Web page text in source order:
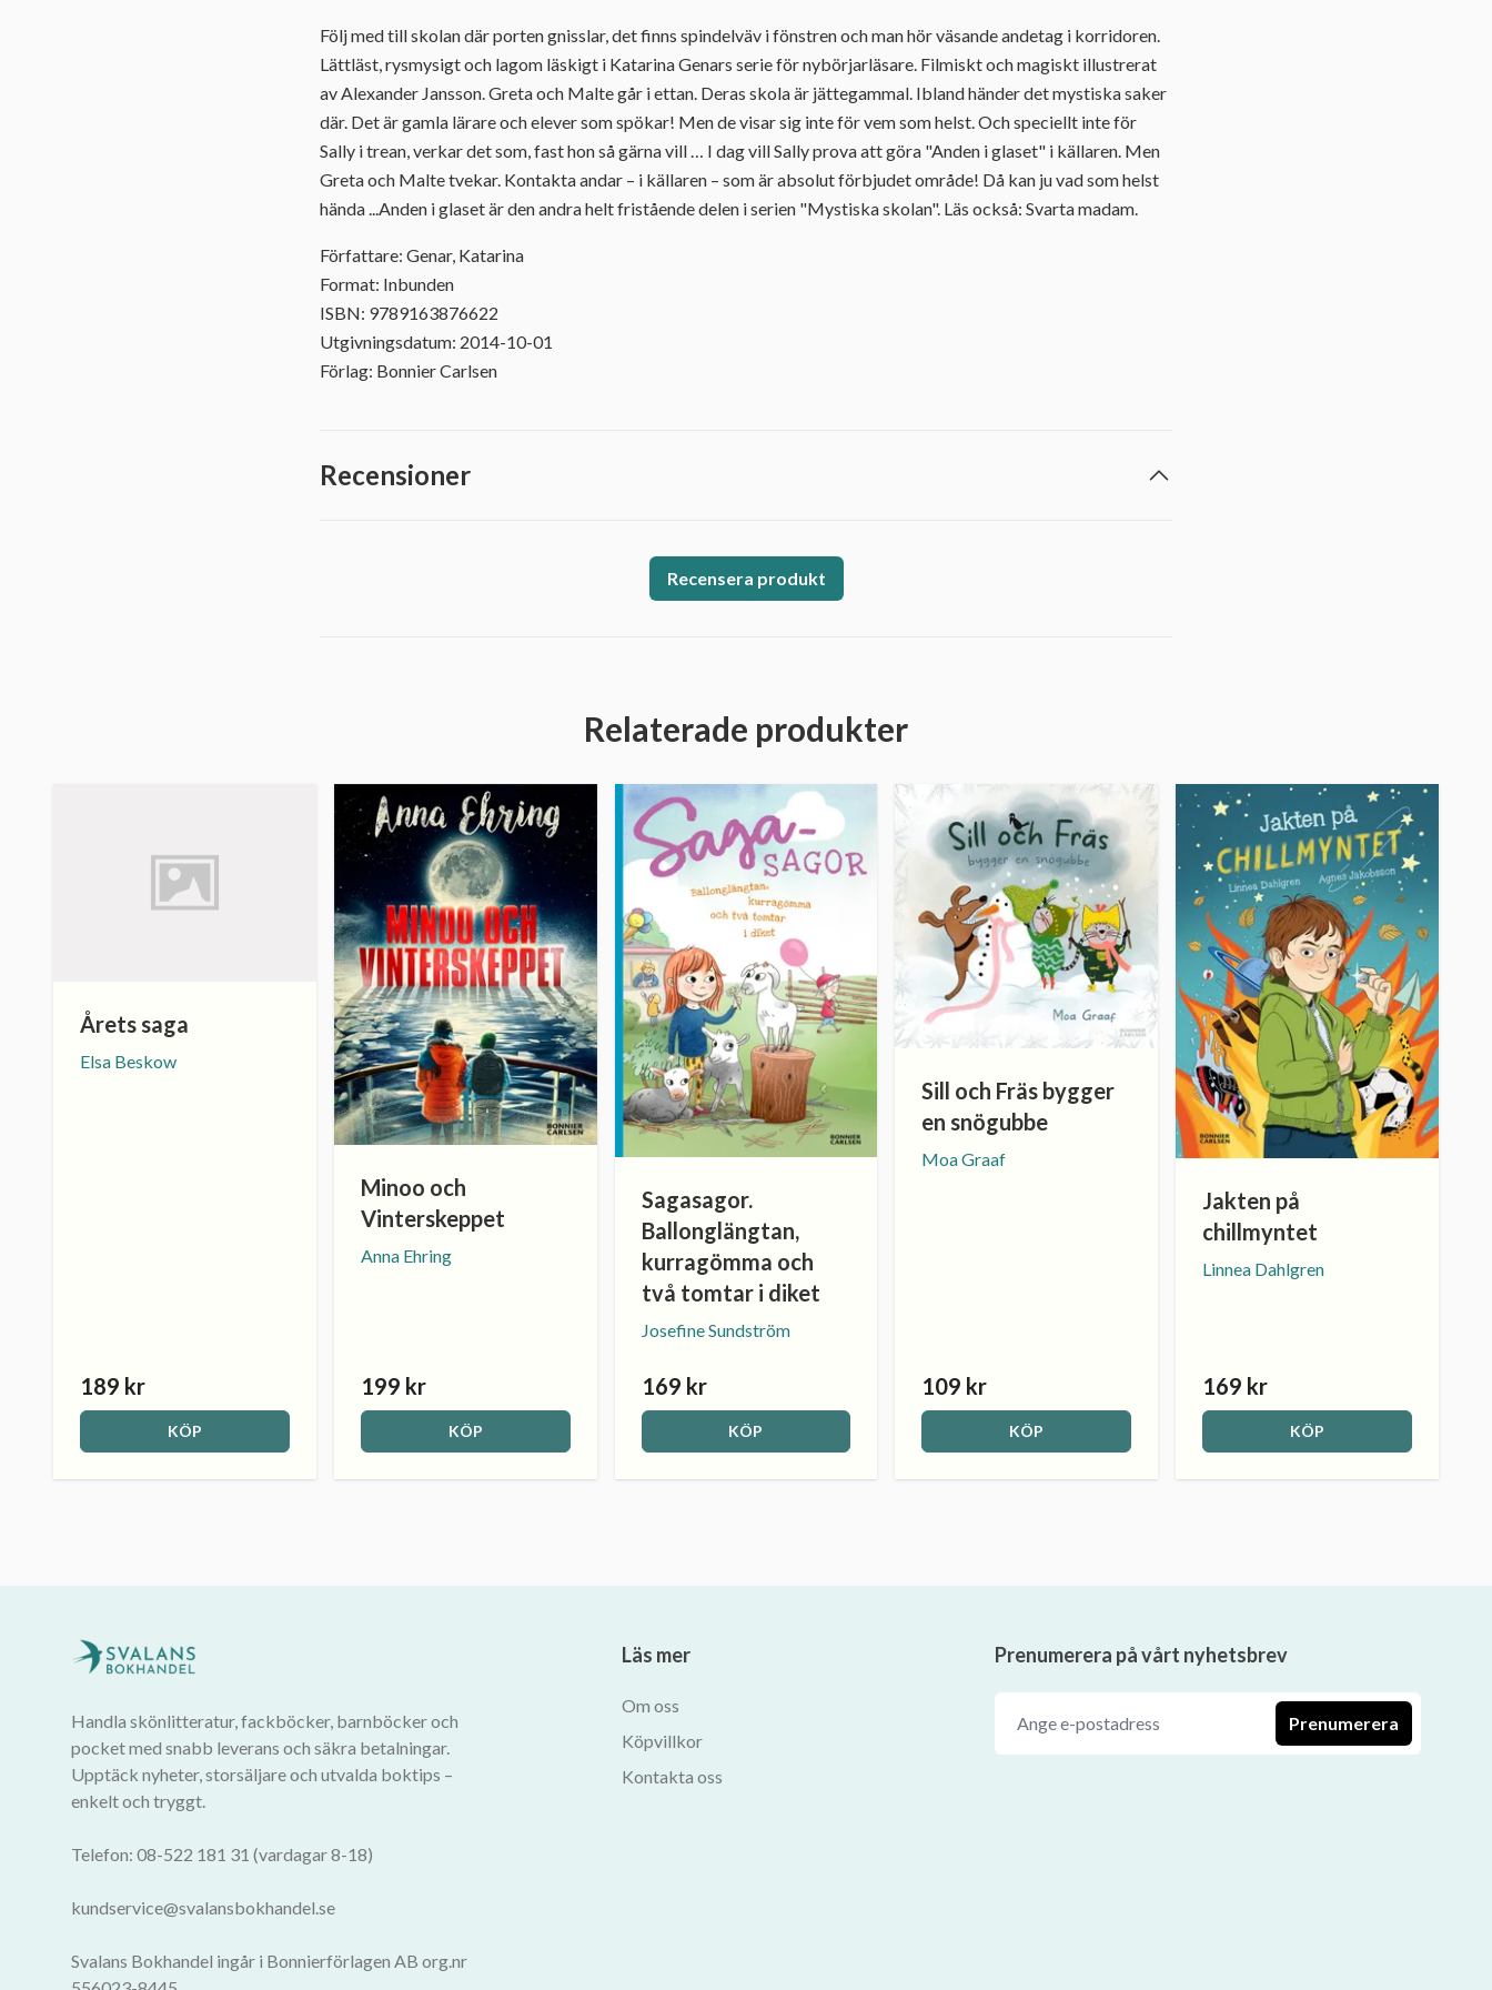
Följ med till skolan där porten gnisslar, det finns spindelväv i fönstren och man hör väsande andetag i korridoren.
Lättläst, rysmysigt och lagom läskigt i Katarina Genars serie för nybörjarläsare. Filmiskt och magiskt illustrerat
av Alexander Jansson. Greta och Malte går i ettan. Deras skola är jättegammal. Ibland händer det mystiska saker
där. Det är gamla lärare och elever som spökar! Men de visar sig inte för vem som helst. Och speciellt inte för
Sally i trean, verkar det som, fast hon så gärna vill … I dag vill Sally prova att göra "Anden i glaset" i källaren. Men
Greta och Malte tvekar. Kontakta andar – i källaren – som är absolut förbjudet område! Då kan ju vad som helst
hända ...Anden i glaset är den andra helt fristående delen i serien "Mystiska skolan". Läs också: Svarta madam.
Författare: Genar, Katarina
Format: Inbunden
ISBN: 9789163876622
Utgivningsdatum: 2014-10-01
Förlag: Bonnier Carlsen
Recensioner
Recensera produkt
Relaterade produkter
Årets saga
Elsa Beskow
189 kr
KÖP
Minoo och
Vinterskeppet
Anna Ehring
199 kr
KÖP
Sagasagor.
Ballonglängtan,
kurragömma och
två tomtar i diket
Josefine Sundström
169 kr
KÖP
Sill och Fräs bygger
en snögubbe
Moa Graaf
109 kr
KÖP
Jakten på
chillmyntet
Linnea Dahlgren
169 kr
KÖP
Handla skönlitteratur, fackböcker, barnböcker och
pocket med snabb leverans och säkra betalningar.
Upptäck nyheter, storsäljare och utvalda boktips –
enkelt och tryggt.
Telefon: 08-522 181 31 (vardagar 8-18)
kundservice@svalansbokhandel.se
Svalans Bokhandel ingår i Bonnierförlagen AB org.nr
Läs mer
Om oss
Köpvillkor
Kontakta oss
Prenumerera på vårt nyhetsbrev
Prenumerera